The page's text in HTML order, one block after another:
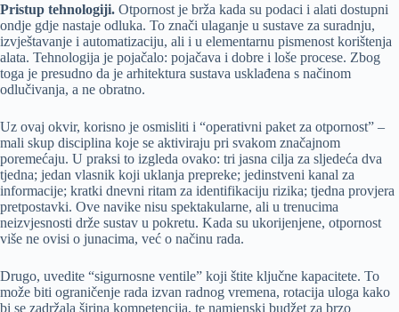
Pristup tehnologiji. Otpornost je brža kada su podaci i alati dostupni
ondje gdje nastaje odluka. To znači ulaganje u sustave za suradnju,
izvještavanje i automatizaciju, ali i u elementarnu pismenost korištenja
alata. Tehnologija je pojačalo: pojačava i dobre i loše procese. Zbog
toga je presudno da je arhitektura sustava usklađena s načinom
odlučivanja, a ne obratno.
Uz ovaj okvir, korisno je osmisliti i “operativni paket za otpornost” –
mali skup disciplina koje se aktiviraju pri svakom značajnom
poremećaju. U praksi to izgleda ovako: tri jasna cilja za sljedeća dva
tjedna; jedan vlasnik koji uklanja prepreke; jedinstveni kanal za
informacije; kratki dnevni ritam za identifikaciju rizika; tjedna provjera
pretpostavki. Ove navike nisu spektakularne, ali u trenucima
neizvjesnosti drže sustav u pokretu. Kada su ukorijenjene, otpornost
više ne ovisi o junacima, već o načinu rada.
Drugo, uvedite “sigurnosne ventile” koji štite ključne kapacitete. To
može biti ograničenje rada izvan radnog vremena, rotacija uloga kako
bi se zadržala širina kompetencija, te namjenski budžet za brzo